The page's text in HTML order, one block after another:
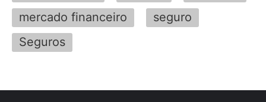
mercado financeiro
seguro
Seguros